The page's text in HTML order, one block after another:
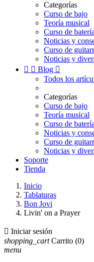
Categorías
Curso de bajo
Teoría musical
Curso de batería
Noticias y
Curso de
Noticias y
  Blog 
Todos los
Categorías
Curso de bajo
Teoría musical
Curso de batería
Noticias y
Curso de
Noticias y
Soporte
Tienda
Inicio
Tablaturas
Bon Jovi
Livin' on a Prayer
 Iniciar sesión
shopping_cart Carrito (0)
menu